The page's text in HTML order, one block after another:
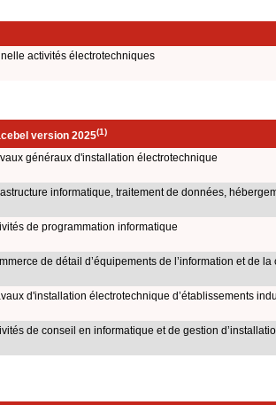
activités électrotechniques
version 2025(1)
généraux d'installation électrotechnique
informatique, traitement de données,
de programmation informatique
de détail d’équipements de l’information et de la
d'installation électrotechnique d’établissements
de conseil en informatique et de gestion